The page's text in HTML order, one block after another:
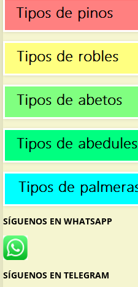
SÍGUENOS EN WHATSAPP
SÍGUENOS EN TELEGRAM